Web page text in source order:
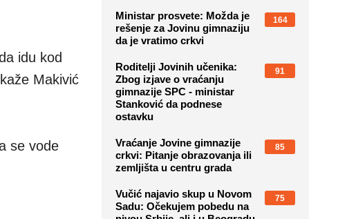
idu kod
Makivić
se vode
Ministar prosvete: Možda je
rešenje za Jovinu gimnaziju
da je vratimo crkvi
164
Roditelji Jovinih učenika:
Zbog izjave o vraćanju
gimnazije SPC - ministar
Stanković da podnese
ostavku
91
Vraćanje Jovine gimnazije
crkvi: Pitanje obrazovanja ili
zemljišta u centru grada
85
Vučić najavio skup u Novom
Sadu: Očekujem pobedu na
75